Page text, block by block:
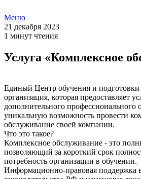
Меню
21 декабря 2023
1 минут чтения
Услуга «Комплексное
Единый Центр обучения и подготовки
организация, которая предоставляет
дополнительного профессионального
уникальную возможность провести
обслуживание своей компании.
Что это такое?
Комплексное обслуживание - это
позволяющий за короткий срок
потребность организации в обучении.
Информационно-правовая поддержка